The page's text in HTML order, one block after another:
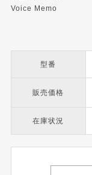
Voice Memo
型番
販売価格
在庫状況